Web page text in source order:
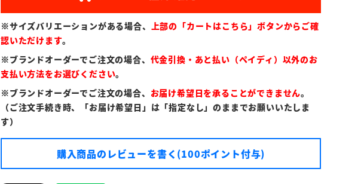
※サイズバリエーションがある場合、
上部の「カートはこちら」ボタンからご確
認いただけます。
※ブランドオーダーでご注文の場合、 代金引換・あと払い（ペイディ）以外のお
支払い方法をお選びください。
※ブランドオーダーでご注文の場合、 お届け希望日を承ることができません。
（ご注文手続き時、「お届け希望日」は「指定なし」のままでお願いいたしま
す）
購入商品のレビューを書く(100ポイント付与)